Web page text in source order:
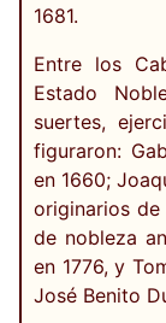
1681.
Entre los
Estado
suertes,
figuraron:
en 1660;
originarios de
de nobleza
en 1776, y
José Benito